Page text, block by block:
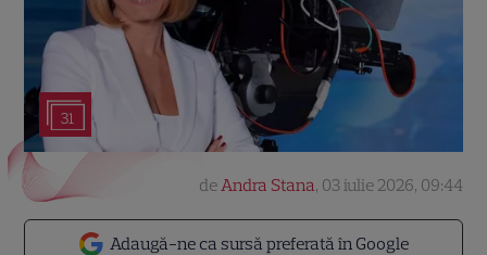
31
Adaugă-ne ca sursă preferată în Google
deAndra Stana, 03 iulie 2026, 09:44